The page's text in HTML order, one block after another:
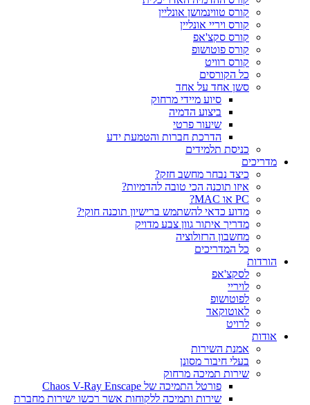
קורס טווינמושן אונליין
קורס ויריי אונליין
קורס סקצ'אפ
קורס פוטושופ
קורס רוויט
כל הקורסים
סשן אחד על אחד
סיוע מיידי מרחוק
ביצוע הדמיה
שיעור פרטי
הדרכת חברות והטמעת ידע
כניסת תלמידים
מדריכים
כיצד נבחר מחשב חזק?
איזו תוכנה הכי טובה להדמיות?‎‎
PC או MAC?
מדוע כדאי להשתמש ברישיון תוכנה חוקי?
מדריך איתור גוון צבע מדויק
מחשבון הרזולוציה
כל המדריכים
הורדות
לסקצ'אפ
לויריי
לפוטושופ
לאוטוקאד
לרויט
אודות
אמנת השירות
בעלי חיבור מסונן
שירות תמיכה מרחוק
פורטל התמיכה של Chaos V-Ray Enscape
שירות ותמיכה ללקוחות אשר רכשו ישירות מחברת